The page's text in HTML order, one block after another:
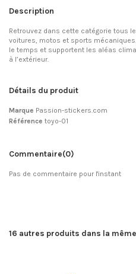
Description
Retrouvez dans cette catégorie tous
voitures, motos et sports
le temps et supportent les aléas
à l’extérieur.
Détails du produit
Marque Passion-stickers.com
Référence toyo-01
Commentaire(0)
Pas de commentaire pour l'instant
16 autres produits dans la